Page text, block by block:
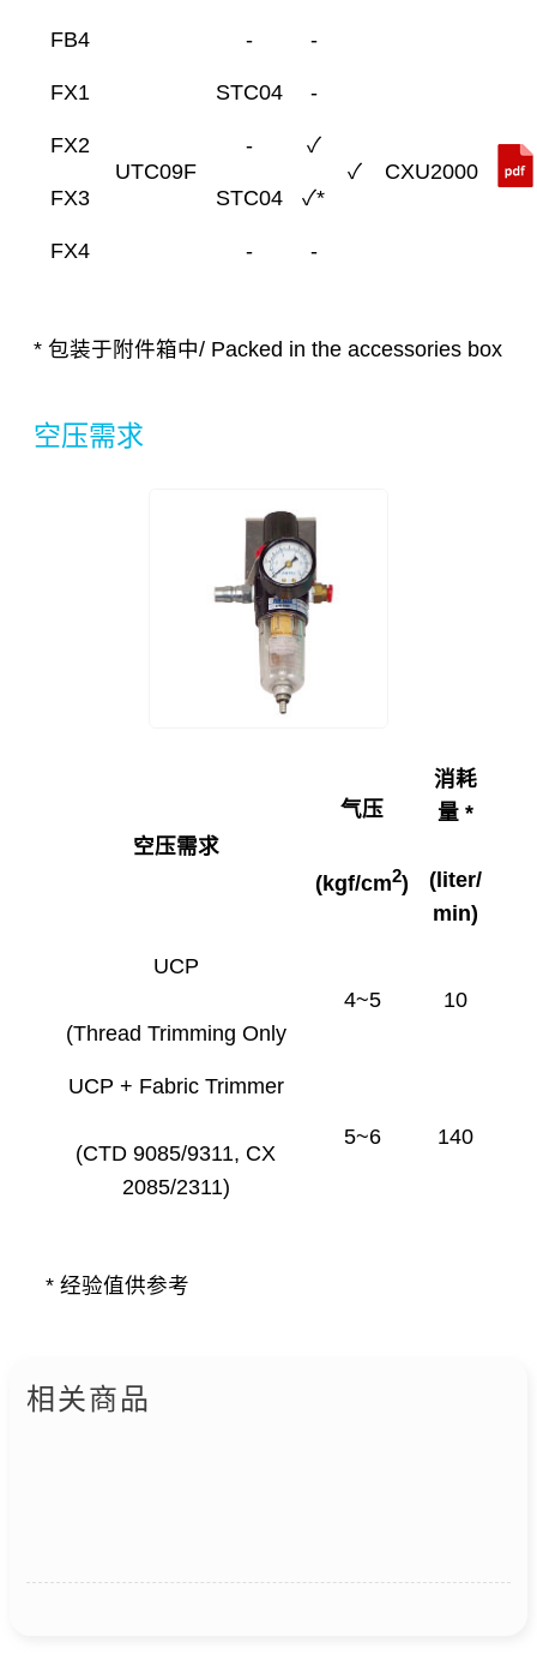
FB4 - -
FX1
UTC09F
STC04 -
✓ CXU2000
FX2 - ✓
FX3 STC04 ✓*
FX4 - -
* 包装于附件箱中/ Packed in the accessories box
空压需求
空压需求
气压
(kgf/cm2)
消耗
量 *
(liter/
min)
UCP
(Thread Trimming Only
4~5 10
UCP + Fabric Trimmer
(CTD 9085/9311, CX
2085/2311)
5~6 140
* 经验值供参考
相关商品